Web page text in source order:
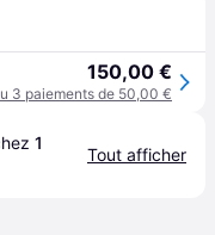
150,00 €
3 paiements de 50,00 €
1
Tout afficher